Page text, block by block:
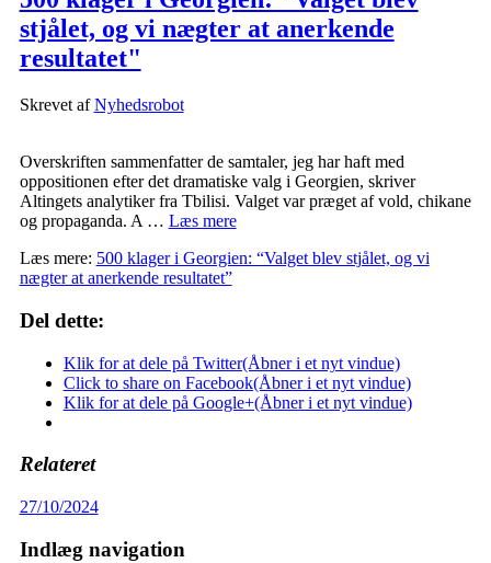
stjålet, og vi nægter at anerkende
resultatet"
Skrevet afNyhedsrobot
Overskriften sammenfatter de samtaler, jeg har haft med
oppositionen efter det dramatiske valg i Georgien, skriver
Altingets analytiker fra Tbilisi. Valget var præget af vold, chikane
og propaganda. A … Læs mere
Læs mere: 500 klager i Georgien: “Valget blev stjålet, og vi
nægter at anerkende resultatet”
Del dette:
Klik for at dele på Twitter(Åbner i et nyt vindue)
Click to share on Facebook(Åbner i et nyt vindue)
Klik for at dele på Google+(Åbner i et nyt vindue)
Relateret
27/10/2024
Indlæg navigation